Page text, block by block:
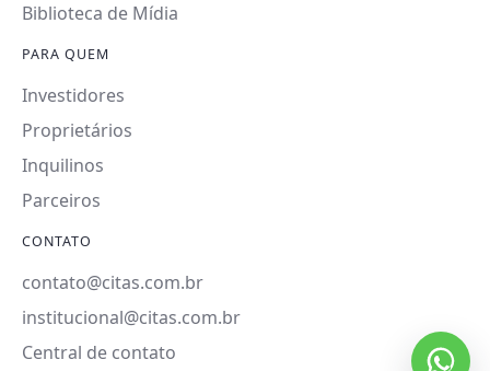
Biblioteca de Mídia
PARA QUEM
Investidores
Proprietários
Inquilinos
Parceiros
CONTATO
contato@citas.com.br
institucional@citas.com.br
Central de contato